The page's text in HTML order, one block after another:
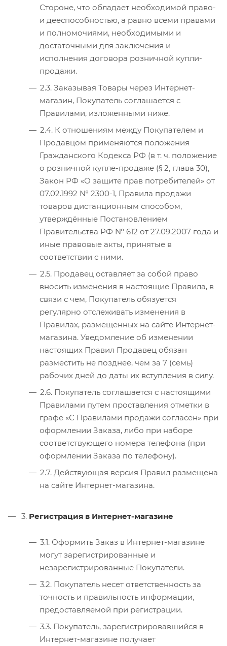
Стороне, что обладает необходимой право-
и дееспособностью, а равно всеми правами
и полномочиями, необходимыми и
достаточными для заключения и
исполнения договора розничной купли-
продажи.
2.3. Заказывая Товары через Интернет-
магазин, Покупатель соглашается с
Правилами, изложенными ниже.
2.4. К отношениям между Покупателем и
Продавцом применяются положения
Гражданского Кодекса РФ (в т. ч. положение
о розничной купле-продаже (§ 2, глава 30),
Закон РФ «О защите прав потребителей» от
07.02.1992 № 2300-1, Правила продажи
товаров дистанционным способом,
утверждённые Постановлением
Правительства РФ № 612 от 27.09.2007 года и
иные правовые акты, принятые в
соответствии с ними.
2.5. Продавец оставляет за собой право
вносить изменения в настоящие Правила, в
связи с чем, Покупатель обязуется
регулярно отслеживать изменения в
Правилах, размещенных на сайте Интернет-
магазина. Уведомление об изменении
настоящих Правил Продавец обязан
разместить не позднее, чем за 7 (семь)
рабочих дней до даты их вступления в силу.
2.6. Покупатель соглашается с настоящими
Правилами путем проставления отметки в
графе «С Правилами продажи согласен» при
оформлении Заказа, либо при наборе
соответствующего номера телефона (при
оформлении Заказа по телефону).
2.7. Действующая версия Правил размещена
на сайте Интернет-магазина.
3. Регистрация в Интернет-магазине
3.1. Оформить Заказ в Интернет-магазине
могут зарегистрированные и
незарегистрированные Покупатели.
3.2. Покупатель несет ответственность за
точность и правильность информации,
предоставляемой при регистрации.
3.3. Покупатель, зарегистрировавшийся в
Интернет-магазине получает